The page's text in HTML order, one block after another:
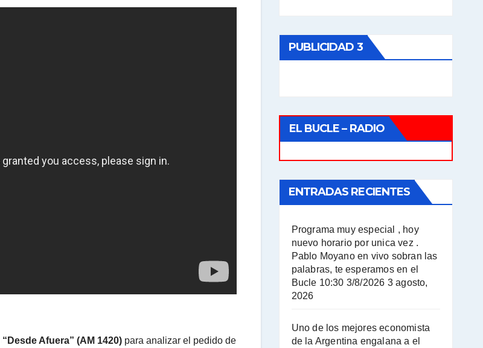
“Desde Afuera” (AM 1420) para analizar el pedido de
PUBLICIDAD 3
EL BUCLE – RADIO
ENTRADAS RECIENTES
Programa muy especial , hoy
nuevo horario por unica vez .
Pablo Moyano en vivo sobran las
palabras, te esperamos en el
Bucle 10:30 3/8/2026 3 agosto,
2026
Uno de los mejores economista
de la Argentina engalana a el